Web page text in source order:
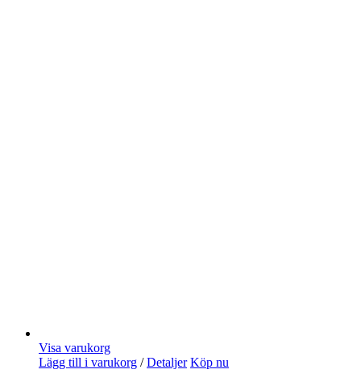
Visa varukorg
Lägg till i varukorg / Detaljer Köp nu